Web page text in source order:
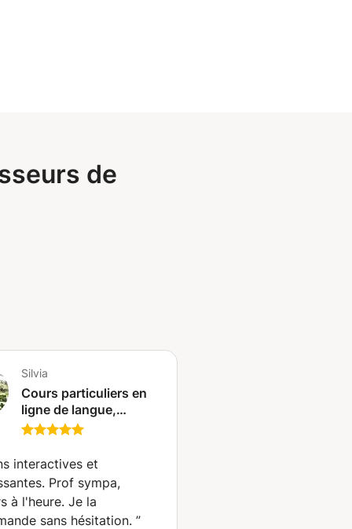
de
Silvia
Cours particuliers en
ligne de langue,
culture et art de vivre
Master en arts,
Université de Leiden,
spécialisation
numérique II.
interactives et
Prof sympa,
à l'heure. Je la
sans hésitation. ”